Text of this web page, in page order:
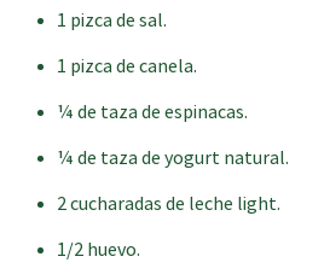
1 pizca de sal.
1 pizca de canela.
¼ de taza de espinacas.
¼ de taza de yogurt natural.
2 cucharadas de leche light.
1/2 huevo.